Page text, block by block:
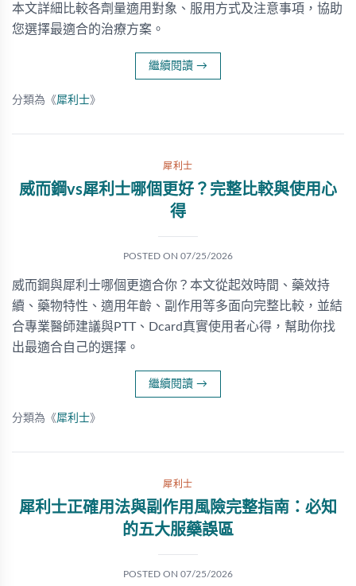
本文詳細比較各劑量適用對象、服用方式及注意事項，協助
您選擇最適合的治療方案。
繼續閱讀 →
分類為《犀利士》
犀利士
威而鋼vs犀利士哪個更好？完整比較與使用心
得
POSTED ON 07/25/2026
威而鋼與犀利士哪個更適合你？本文從起效時間、藥效持
續、藥物特性、適用年齡、副作用等多面向完整比較，並結
合專業醫師建議與PTT、Dcard真實使用者心得，幫助你找
出最適合自己的選擇。
繼續閱讀 →
分類為《犀利士》
犀利士
犀利士正確用法與副作用風險完整指南：必知
的五大服藥誤區
POSTED ON 07/25/2026